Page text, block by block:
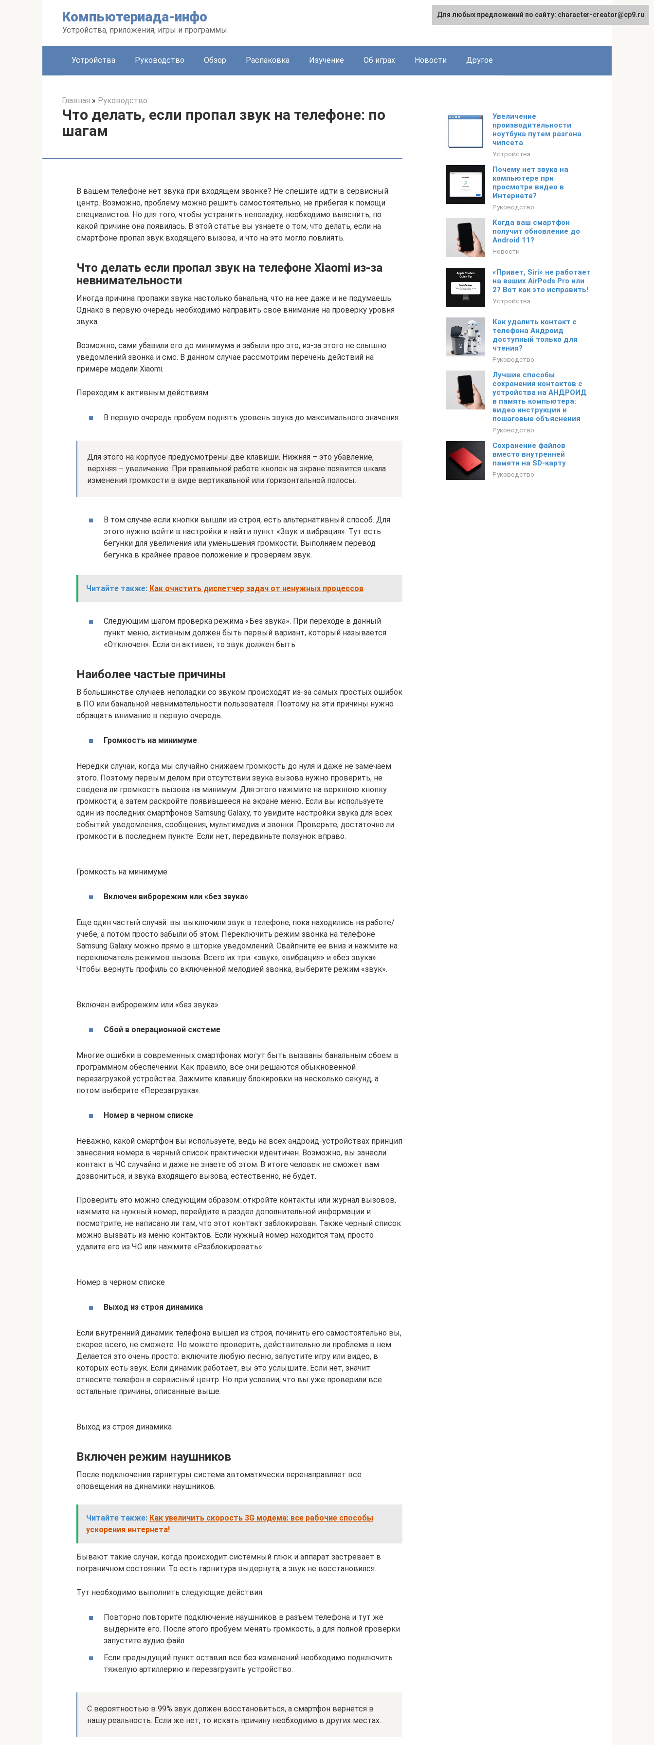
Компьютериада-инфо
Устройства, приложения, игры и программы
Устройства Руководство Обзор Распаковка Изучение Об играх Новости Другое
Главная » Руководство
Что делать, если пропал звук на телефоне: по
шагам
В вашем телефоне нет звука при входящем звонке? Не спешите идти в сервисный
центр. Возможно, проблему можно решить самостоятельно, не прибегая к помощи
специалистов. Но для того, чтобы устранить неполадку, необходимо выяснить, по
какой причине она появилась. В этой статье вы узнаете о том, что делать, если на
смартфоне пропал звук входящего вызова, и что на это могло повлиять.
Что делать если пропал звук на телефоне Xiaomi из-за
невнимательности
Иногда причина пропажи звука настолько банальна, что на нее даже и не подумаешь.
Однако в первую очередь необходимо направить свое внимание на проверку уровня
звука.
Возможно, сами убавили его до минимума и забыли про это, из-за этого не слышно
уведомлений звонка и смс. В данном случае рассмотрим перечень действий на
примере модели Xiaomi.
Переходим к активным действиям:
В первую очередь пробуем поднять уровень звука до максимального значения.
Для этого на корпусе предусмотрены две клавиши. Нижняя – это убавление,
верхняя – увеличение. При правильной работе кнопок на экране появится шкала
изменения громкости в виде вертикальной или горизонтальной полосы.
В том случае если кнопки вышли из строя, есть альтернативный способ. Для
этого нужно войти в настройки и найти пункт «Звук и вибрация». Тут есть
бегунки для увеличения или уменьшения громкости. Выполняем перевод
бегунка в крайнее правое положение и проверяем звук.
Читайте также: Как очистить диспетчер задач от ненужных процессов
Следующим шагом проверка режима «Без звука». При переходе в данный
пункт меню, активным должен быть первый вариант, который называется
«Отключен». Если он активен, то звук должен быть.
Наиболее частые причины
В большинстве случаев неполадки со звуком происходят из-за самых простых ошибок
в ПО или банальной невнимательности пользователя. Поэтому на эти причины нужно
обращать внимание в первую очередь.
Громкость на минимуме
Нередки случаи, когда мы случайно снижаем громкость до нуля и даже не замечаем
этого. Поэтому первым делом при отсутствии звука вызова нужно проверить, не
сведена ли громкость вызова на минимум. Для этого нажмите на верхнюю кнопку
громкости, а затем раскройте появившееся на экране меню. Если вы используете
один из последних смартфонов Samsung Galaxy, то увидите настройки звука для всех
событий: уведомления, сообщения, мультимедиа и звонки. Проверьте, достаточно ли
громкости в последнем пункте. Если нет, передвиньте ползунок вправо.
Громкость на минимуме
Включен виброрежим или «без звука»
Еще один частый случай: вы выключили звук в телефоне, пока находились на работе/
учебе, а потом просто забыли об этом. Переключить режим звонка на телефоне
Samsung Galaxy можно прямо в шторке уведомлений. Свайпните ее вниз и нажмите на
переключатель режимов вызова. Всего их три: «звук», «вибрация» и «без звука».
Чтобы вернуть профиль со включенной мелодией звонка, выберите режим «звук».
Включен виброрежим или «без звука»
Сбой в операционной системе
Многие ошибки в современных смартфонах могут быть вызваны банальным сбоем в
программном обеспечении. Как правило, все они решаются обыкновенной
перезагрузкой устройства. Зажмите клавишу блокировки на несколько секунд, а
потом выберите «Перезагрузка».
Номер в черном списке
Неважно, какой смартфон вы используете, ведь на всех андроид-устройствах принцип
занесения номера в черный список практически идентичен. Возможно, вы занесли
контакт в ЧС случайно и даже не знаете об этом. В итоге человек не сможет вам
дозвониться, и звука входящего вызова, естественно, не будет.
Проверить это можно следующим образом: откройте контакты или журнал вызовов,
нажмите на нужный номер, перейдите в раздел дополнительной информации и
посмотрите, не написано ли там, что этот контакт заблокирован. Также черный список
можно вызвать из меню контактов. Если нужный номер находится там, просто
удалите его из ЧС или нажмите «Разблокировать».
Номер в черном списке
Выход из строя динамика
Если внутренний динамик телефона вышел из строя, починить его самостоятельно вы,
скорее всего, не сможете. Но можете проверить, действительно ли проблема в нем.
Делается это очень просто: включите любую песню, запустите игру или видео, в
которых есть звук. Если динамик работает, вы это услышите. Если нет, значит
отнесите телефон в сервисный центр. Но при условии, что вы уже проверили все
остальные причины, описанные выше.
Выход из строя динамика
Включен режим наушников
После подключения гарнитуры система автоматически перенаправляет все
оповещения на динамики наушников.
Читайте также: Как увеличить скорость 3G модема: все рабочие способы
ускорения интернета!
Бывают такие случаи, когда происходит системный глюк и аппарат застревает в
пограничном состоянии. То есть гарнитура выдернута, а звук не восстановился.
Тут необходимо выполнить следующие действия:
Повторно повторите подключение наушников в разъем телефона и тут же
выдерните его. После этого пробуем менять громкость, а для полной проверки
запустите аудио файл.
Если предыдущий пункт оставил все без изменений необходимо подключить
тяжелую артиллерию и перезагрузить устройство.
С вероятностью в 99% звук должен восстановиться, а смартфон вернется в
нашу реальность. Если же нет, то искать причину необходимо в других местах.
Увеличение
производительности
ноутбука путем разгона
чипсета
Устройства
Почему нет звука на
компьютере при
просмотре видео в
Интернете?
Руководство
Когда ваш смартфон
получит обновление до
Android 11?
Новости
«Привет, Siri» не работает
на ваших AirPods Pro или
2? Вот как это исправить!
Устройства
Как удалить контакт с
телефона Андроид
доступный только для
чтения?
Руководство
Лучшие способы
сохранения контактов с
устройства на АНДРОИД
в память компьютера:
видео инструкции и
пошаговые объяснения
Руководство
Сохранение файлов
вместо внутренней
памяти на SD-карту
Руководство
Для любых предложений по сайту: character-creator@cp9.ru